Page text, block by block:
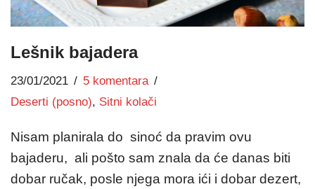
Lešnik bajadera
23/01/2021
5 komentara
Deserti (posno), Sitni kolači
Nisam planirala do sinoć da pravim ovu
bajaderu, ali pošto sam znala da će danas biti
dobar ručak, posle njega mora ići i dobar dezert,